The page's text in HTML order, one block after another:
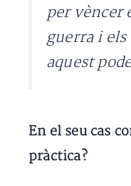
per vèncer
guerra i
aquest
En el seu cas
pràctica?